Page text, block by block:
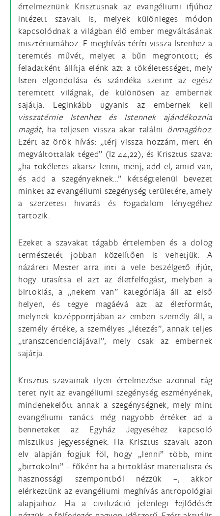
értelmeznünk Krisztusnak az evangéliumi ifjúhoz
intézett szavait is, melyek különleges módon
kapcsolódnak a világban élő ember megváltásának
misztériumához. E meghívás téríti vissza Istenhez a
teremtés művét, melyet a bűn megrontott; és
feladatként állítja elénk azt a tökéletességet, mely
Isten elgondolása és szándéka szerint az egész
teremtett világnak, de különösen az embernek
sajátja. Leginkább ugyanis az embernek kell
visszatérnie Istenhez és Istennek ajándékoznia
magát, ha teljesen vissza akar találni önmagához.
Ezért az örök hívás: „térj vissza hozzám, mert én
megváltottalak téged” (Iz 44,22), és Krisztus szava:
„ha tökéletes akarsz lenni, menj, add el, amid van,
és add a szegényeknek...” kétségtelenül bevezet
minket az evangéliumi szegénység területére, amely
a szerzetesi hivatás és fogadalom lényegéhez
tartozik.
Ezeket a szavakat tágabb értelemben és a dolog
természetét jobban közelítően is vehetjük. A
názáreti Mester arra inti a vele beszélgető ifjút,
hogy utasítsa el azt az életfelfogást, melyben a
birtoklás, a „nekem van” kategóriája áll az első
helyen, és tegye magáévá azt az életformát,
melynek középpontjában az emberi személy áll, a
személy értéke, a személyes „létezés”, annak teljes
„transzcendenciájával”, mely csak az embernek
sajátja.
Krisztus szavainak ilyen értelmezése azonnal tág
teret nyit az evangéliumi szegénység eszményének,
mindenekelőtt annak a szegénységnek, mely mint
evangéliumi tanács még nagyobb értéket ad a
benneteket az Egyház Jegyeséhez kapcsoló
misztikus jegyességnek. Ha Krisztus szavait azon
elv alapján fogjuk föl, hogy „lenni” több, mint
„birtokolni” – főként ha a birtoklást materialista és
hasznossági szempontból nézzük –, akkor
elérkeztünk az evangéliumi meghívás antropológiai
alapjaihoz. Ha a civilizáció jelenlegi fejlődését